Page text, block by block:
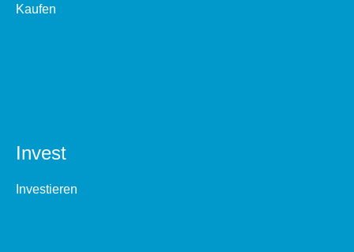
Kaufen
Invest
Investieren